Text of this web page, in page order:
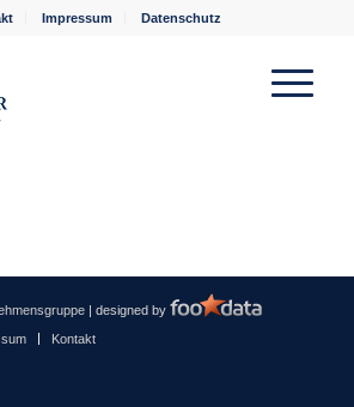
Impressum Datenschutz
| designed by
Kontakt